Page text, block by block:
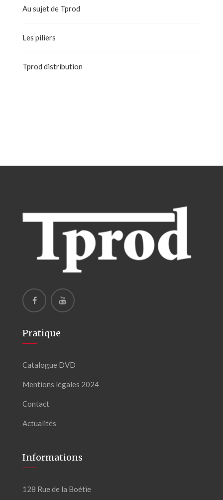
Au sujet de Tprod
Les piliers
Tprod distribution
Pratique
Catalogue DVD
Mentions légales 2024
Contact
Actualités
Informations
128 Rue de la Boétie